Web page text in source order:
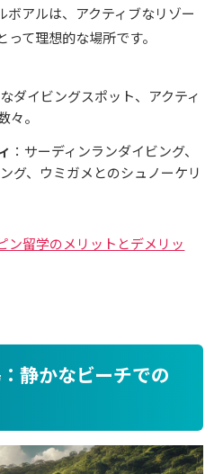
ボアルは、アクティブなリゾー
て理想的な場所です。
ダイビングスポット、アクティ
々。
：サーディンランダイビング、
グ、ウミガメとのシュノーケリ
ン留学のメリットとデメリッ
静かなビーチでの